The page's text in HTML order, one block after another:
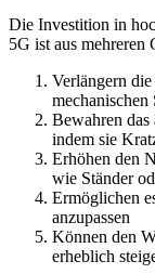
Die Investition in
5G ist aus mehreren
Verlängern
mechanischen
Bewahren das
indem sie
Erhöhen den
wie Ständer
Ermöglichen
anzupassen
Können den
erheblich